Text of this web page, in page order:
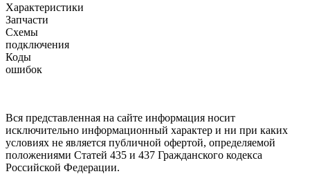
Характеристики
Запчасти
Схемы
подключения
Коды
ошибок
Вся представленная на сайте информация носит
исключительно информационный характер и ни при каких
условиях не является публичной офертой, определяемой
положениями Статей 435 и 437 Гражданского кодекса
Российской Федерации.